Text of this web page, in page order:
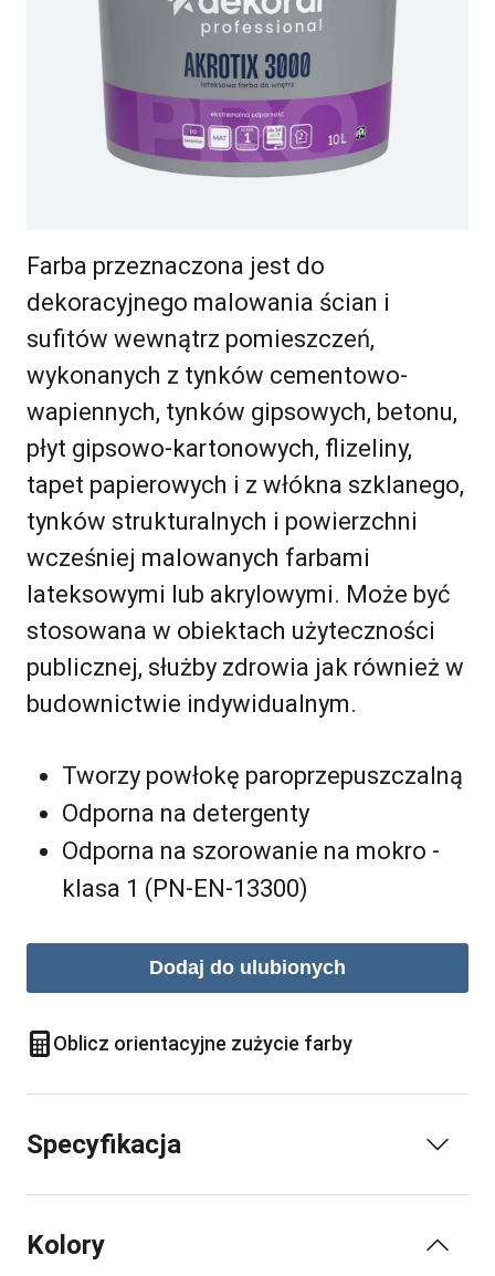
Farba przeznaczona jest do
dekoracyjnego malowania ścian i
sufitów wewnątrz pomieszczeń,
wykonanych z tynków cementowo-
wapiennych, tynków gipsowych, betonu,
płyt gipsowo-kartonowych, flizeliny,
tapet papierowych i z włókna szklanego,
tynków strukturalnych i powierzchni
wcześniej malowanych farbami
lateksowymi lub akrylowymi. Może być
stosowana w obiektach użyteczności
publicznej, służby zdrowia jak również w
budownictwie indywidualnym.
Tworzy powłokę paroprzepuszczalną
Odporna na detergenty
Odporna na szorowanie na mokro -
klasa 1 (PN-EN-13300)
Dodaj do ulubionych
Oblicz orientacyjne zużycie farby
Specyfikacja
Kolory